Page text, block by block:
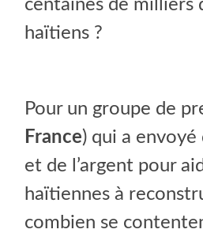
centaines de milliers
haïtiens ?
Pour un groupe de
France) qui a
et de l’argent pour
haïtiennes à
combien se